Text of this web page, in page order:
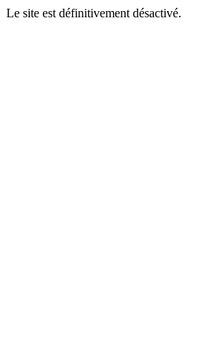
Le site est définitivement désactivé.